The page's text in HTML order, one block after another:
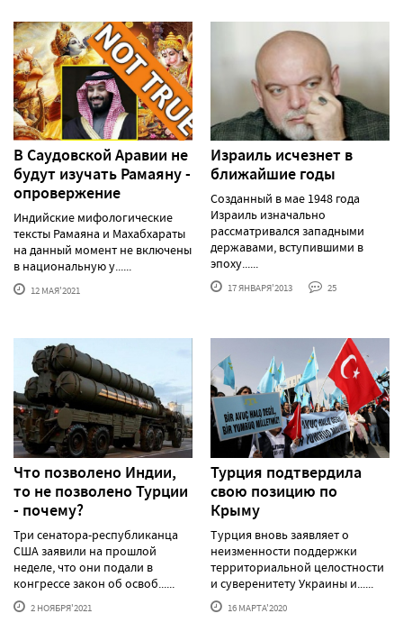
В Саудовской Аравии не
будут изучать Рамаяну -
опровержение
Индийские мифологические
тексты Рамаяна и Махабхараты
на данный момент не включены
в национальную у......
12 МАЯ'2021
Израиль исчезнет в
ближайшие годы
Созданный в мае 1948 года
Израиль изначально
рассматривался западными
державами, вступившими в
эпоху......
17 ЯНВАРЯ'2013 25
Что позволено Индии,
то не позволено Турции
- почему?
Три сенатора-республиканца
США заявили на прошлой
неделе, что они подали в
конгрессе закон об освоб......
2 НОЯБРЯ'2021
Турция подтвердила
свою позицию по
Крыму
Турция вновь заявляет о
неизменности поддержки
территориальной целостности
и суверенитету Украины и......
16 МАРТА'2020